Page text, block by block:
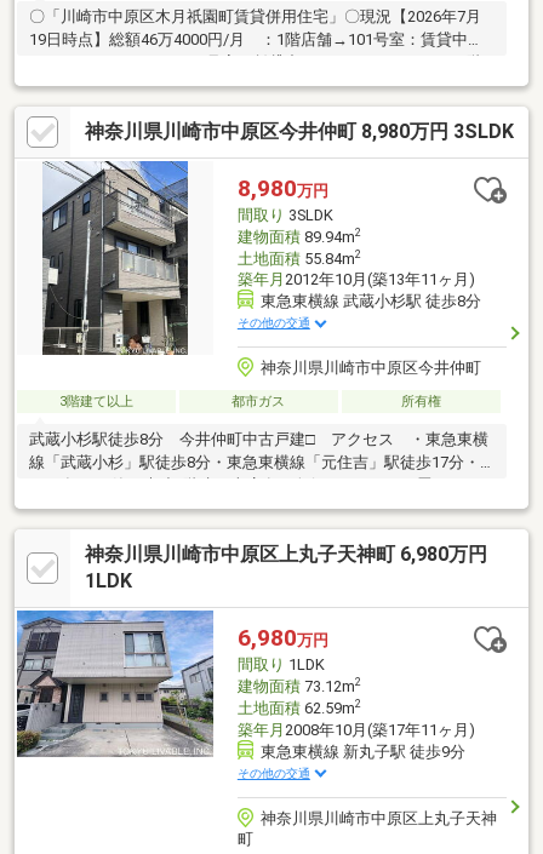
〇「川崎市中原区木月祇園町賃貸併用住宅」〇現況【2026年7月
19日時点】総額46万4000円/月 ：1階店舗→101号室：賃貸中
（12万1000円/月）、102号室：賃貸中（14万3000円/月） /2階
（1K×2）→ 201号室：賃貸中（10万円/月）、202号室：賃貸中
（10万円/月）/3階オーナー住戸2LDK＋屋上：空室 〇建物面
積：230.73㎡(約69.79坪)〇築年月：2014年02月〇構造：鉄骨造〇
土地面積：128.88㎡(約38.98坪)／セットバック済み／他に私道負
担：21.83㎡あり〇接道状況：角地・南7.2m(公道)接面10.8m／東
4m(私道)接面11.6m◆オートロック ◆食器洗浄乾燥機 ◆浴室
乾燥暖房機 ◆電動シャッター ◆太陽光発電システム
神奈川県川崎市中原区今井仲町 8,980万円 3SLDK
8,980万円
間取り 3SLDK
建物面積89.94m2
土地面積55.84m2
築年月 2012年10月(築13年11ヶ月)
東急東横線 武蔵小杉駅 徒歩8分
その他の交通
神奈川県川崎市中原区今井仲町
3階建て以上 都市ガス 所有権
武蔵小杉駅徒歩8分 今井仲町中古戸建□ アクセス ・東急東横
線「武蔵小杉」駅徒歩8分・東急東横線「元住吉」駅徒歩17分・
バルコニーの前に建物がないため、日当たり・通風ともに良好で
開放感があります・調理動線に優れたL字型のオープンキッチン
は、リビング全体を見渡しながらお料理ができるため、家族との
会話も弾みます・全居室、廊下や階段横にも収納を配・3階には3
家族間でもプライベートな時間を大切にできます。・トイレは1階
と2階リビングの2箇所に配置
神奈川県川崎市中原区上丸子天神町 6,980万円
1LDK
6,980万円
間取り 1LDK
建物面積73.12m2
土地面積62.59m2
築年月 2008年10月(築17年11ヶ月)
東急東横線 新丸子駅 徒歩9分
その他の交通
神奈川県川崎市中原区上丸子天神
町